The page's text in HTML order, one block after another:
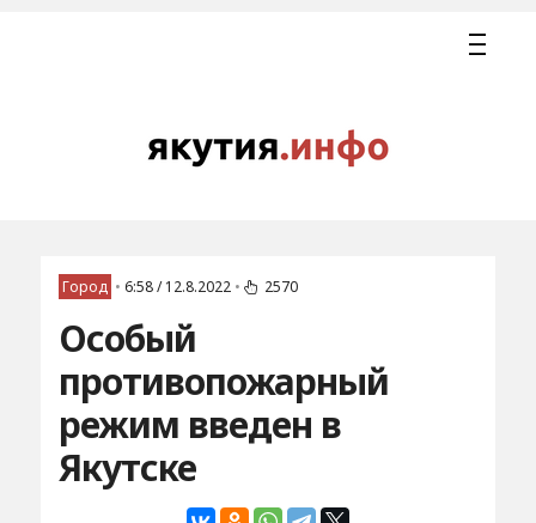
Город • 6:58 / 12.8.2022 • 2570
Особый
противопожарный
режим введен в
Якутске